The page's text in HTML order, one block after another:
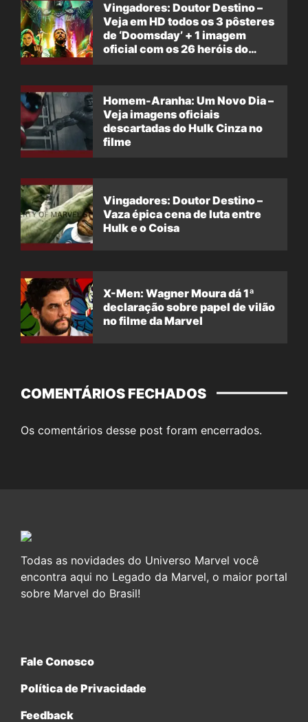
Vingadores: Doutor Destino –
Veja em HD todos os 3 pôsteres
de ‘Doomsday’ + 1 imagem
oficial com os 26 heróis do
Homem-Aranha: Um Novo Dia –
Veja imagens oficiais
descartadas do Hulk Cinza no
filme
Vingadores: Doutor Destino –
Vaza épica cena de luta entre
Hulk e o Coisa
X-Men: Wagner Moura dá 1ª
declaração sobre papel de vilão
no filme da Marvel
COMENTÁRIOS FECHADOS
Os comentários desse post foram encerrados.
Todas as novidades do Universo Marvel você
encontra aqui no Legado da Marvel, o maior portal
sobre Marvel do Brasil!
Fale Conosco
Política de Privacidade
Feedback